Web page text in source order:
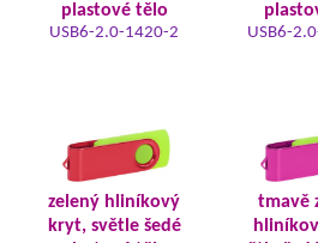
plastové tělo
USB6-2.0-1420-2 USB6-
zelený hliníkový
kryt, světle šedé
tmavě